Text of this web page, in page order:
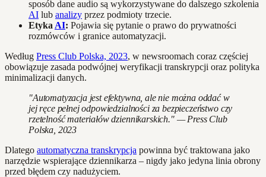
sposób dane audio są wykorzystywane do dalszego szkolenia
AI lub analizy przez podmioty trzecie.
Etyka AI: Pojawia się pytanie o prawo do prywatności
rozmówców i granice automatyzacji.
Według Press Club Polska, 2023, w newsroomach coraz częściej
obowiązuje zasada podwójnej weryfikacji transkrypcji oraz polityka
minimalizacji danych.
"Automatyzacja jest efektywna, ale nie można oddać w
jej ręce pełnej odpowiedzialności za bezpieczeństwo czy
rzetelność materiałów dziennikarskich." — Press Club
Polska, 2023
Dlatego automatyczna transkrypcja powinna być traktowana jako
narzędzie wspierające dziennikarza – nigdy jako jedyna linia obrony
przed błędem czy nadużyciem.